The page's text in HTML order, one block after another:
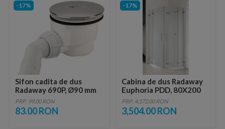
-17%
Sifon cadita de dus
Radaway 690P, Ø90 mm
PRP: 99.00 RON
83.00 RON
-17%
Cabina de dus Radaway
Euphoria PDD, 80X200
cm, sticla transparenta,
partea stanga
PRP: 4,172.00 RON
3,504.00 RON